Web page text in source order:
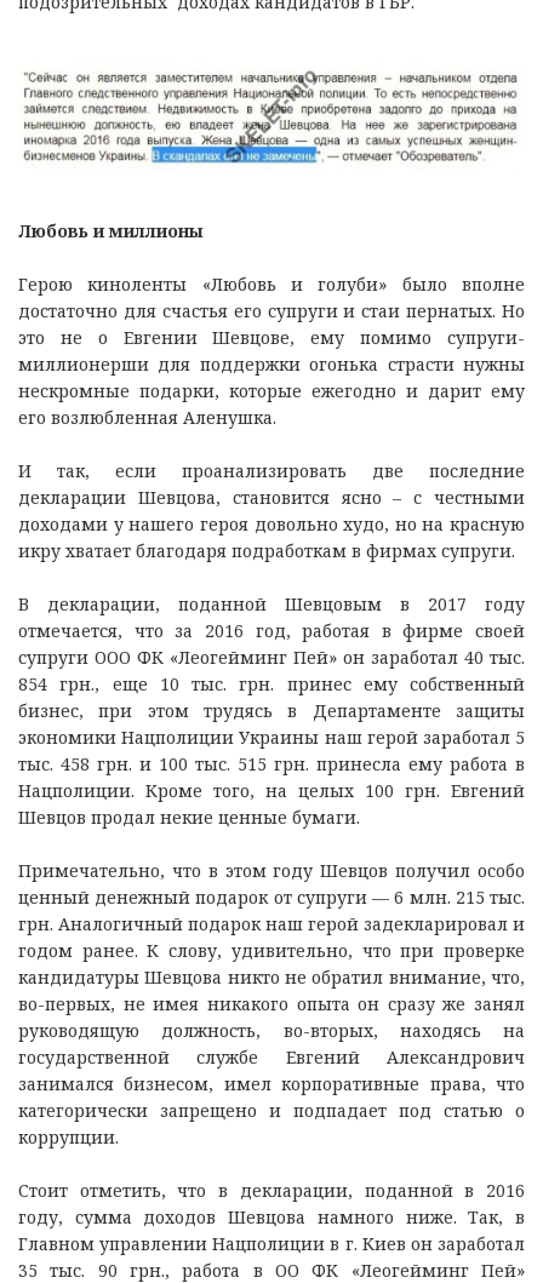
Любовь и миллионы
Герою киноленты «Любовь и голуби» было вполне
достаточно для счастья его супруги и стаи пернатых. Но
это не о Евгении Шевцове, ему помимо супруги-
миллионерши для поддержки огонька страсти нужны
нескромные подарки, которые ежегодно и дарит ему
его возлюбленная Аленушка.
И так, если проанализировать две последние
декларации Шевцова, становится ясно – с честными
доходами у нашего героя довольно худо, но на красную
икру хватает благодаря подработкам в фирмах супруги.
В декларации, поданной Шевцовым в 2017 году
отмечается, что за 2016 год, работая в фирме своей
супруги ООО ФК «Леогейминг Пей» он заработал 40 тыс.
854 грн., еще 10 тыс. грн. принес ему собственный
бизнес, при этом трудясь в Департаменте защиты
экономики Нацполиции Украины наш герой заработал 5
тыс. 458 грн. и 100 тыс. 515 грн. принесла ему работа в
Нацполиции. Кроме того, на целых 100 грн. Евгений
Шевцов продал некие ценные бумаги.
Примечательно, что в этом году Шевцов получил особо
ценный денежный подарок от супруги — 6 млн. 215 тыс.
грн. Аналогичный подарок наш герой задекларировал и
годом ранее. К слову, удивительно, что при проверке
кандидатуры Шевцова никто не обратил внимание, что,
во-первых, не имея никакого опыта он сразу же занял
руководящую должность, во-вторых, находясь на
государственной службе Евгений Александрович
занимался бизнесом, имел корпоративные права, что
категорически запрещено и подпадает под статью о
коррупции.
Стоит отметить, что в декларации, поданной в 2016
году, сумма доходов Шевцова намного ниже. Так, в
Главном управлении Нацполиции в г. Киев он заработал
35 тыс. 90 грн., работа в ОО ФК «Леогейминг Пей»